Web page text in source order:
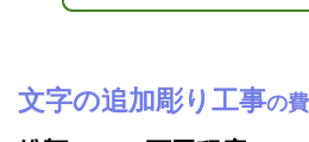
文字の追加彫り工事の